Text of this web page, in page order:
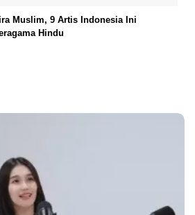
Muslim, 9 Artis Indonesia Ini
Hindu